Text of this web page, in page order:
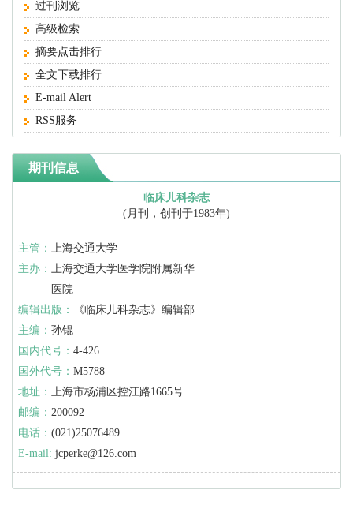
过刊浏览
高级检索
摘要点击排行
全文下载排行
E-mail Alert
RSS服务
期刊信息
临床儿科杂志
(月刊，创刊于1983年)
主管： 上海交通大学
主办： 上海交通大学医学院附属新华
医院
编辑出版：
《临床儿科杂志》编辑部
主编： 孙锟
国内代号： 4-426
国外代号： M5788
地址： 上海市杨浦区控江路1665号
邮编： 200092
电话： (021)25076489
E-mail: jcperke@126.com